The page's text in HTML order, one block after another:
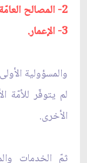
2- المصالح العامّة (الخدمات).
3- الإعمار.
والمسؤولية
لم يتوفّر للأمّة
الأخرى.
ثمّ الخدمات